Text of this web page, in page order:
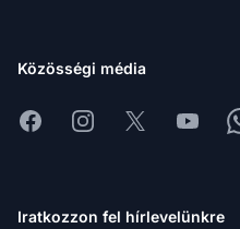
Közösségi média
FacebookInstagram
X Youtube
Iratkozzon fel hírlevelünkre